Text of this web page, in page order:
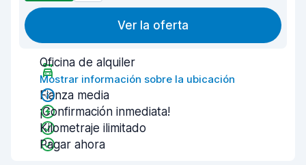
Ver la oferta
Oficina de alquiler
Mostrar información sobre la ubicación
Fianza media
¡Confirmación inmediata!
Kilometraje ilimitado
Pagar ahora